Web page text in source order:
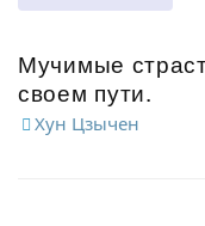
Мучимые
своем пути.
Хун Цзычен